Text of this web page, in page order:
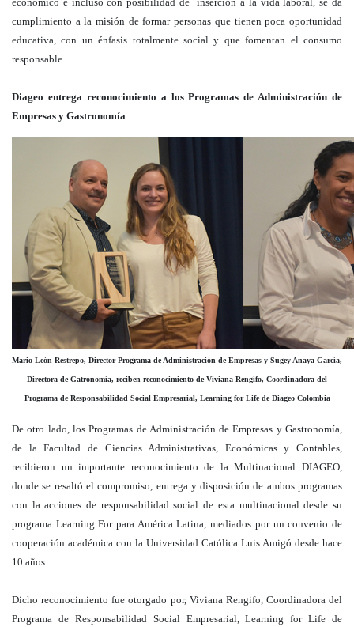
cumplimiento a la misión de formar personas que tienen poca oportunidad
educativa, con un énfasis totalmente social y que fomentan el consumo
responsable.
Diageo entrega reconocimiento a los Programas de Administración de
Empresas y Gastronomía
Mario León Restrepo, Director Programa de Administración de Empresas y Sugey Anaya García,
Directora de Gatronomía, reciben reconocimiento de Viviana Rengifo, Coordinadora del
Programa de Responsabilidad Social Empresarial, Learning for Life de Diageo Colombia
De otro lado, los Programas de Administración de Empresas y Gastronomía,
de la Facultad de Ciencias Administrativas, Económicas y Contables,
recibieron un importante reconocimiento de la Multinacional DIAGEO,
donde se resaltó el compromiso, entrega y disposición de ambos programas
con la acciones de responsabilidad social de esta multinacional desde su
programa Learning For para América Latina, mediados por un convenio de
cooperación académica con la Universidad Católica Luis Amigó desde hace
10 años.
Dicho reconocimiento fue otorgado por, Viviana Rengifo, Coordinadora del
Programa de Responsabilidad Social Empresarial, Learning for Life de